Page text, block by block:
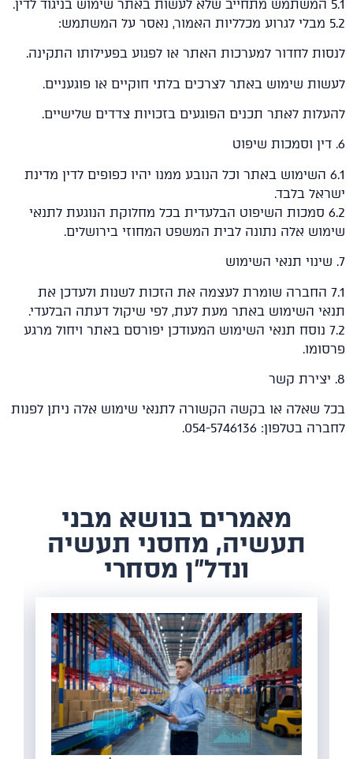
לחדור למערכות האתר או לפגוע בפעילותו התקינה.
שימוש באתר לצרכים בלתי חוקיים או פוגעניים.
לאתר תכנים הפוגעים בזכויות צדדים שלישיים.
השימוש באתר וכל הנובע ממנו יהיו כפופים לדין מדינת
בלבד.
סמכות השיפוט הבלעדית בכל מחלוקת הנוגעת לתנאי
אלה נתונה לבית המשפט המחוזי בירושלים.
החברה שומרת לעצמה את הזכות לשנות ולעדכן את
השימוש באתר מעת לעת, לפי שיקול דעתה הבלעדי.
נוסח תנאי השימוש המעודכן יפורסם באתר ויחול מרגע
שאלה או בקשה הקשורה לתנאי שימוש אלה ניתן לפנות
054-5746136.
​מאמרים בנושא מבני
תעשיה, מחסני תעשיה
ונדל"ן מסחרי